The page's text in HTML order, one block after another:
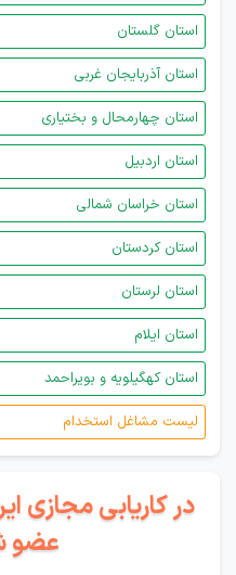
استان گلستان
استان آذربایجان غربی
استان چهارمحال و بختیاری
استان اردبیل
استان خراسان شمالی
استان کردستان
استان لرستان
استان ایلام
استان کهگیلویه و بویراحمد
لیست مشاغل استخدام
در کاریابی مجازی
عضو